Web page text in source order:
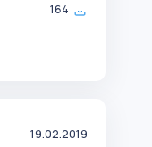
164
19.02.2019